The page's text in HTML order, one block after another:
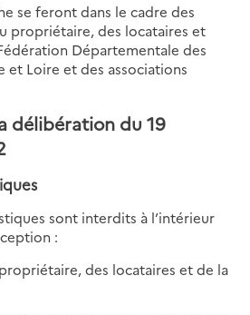
se feront dans le cadre des
propriétaire, des locataires et
Départementale des
et Loire et des associations
délibération du 19
sont interdits à l’intérieur
:
des locataires et de la